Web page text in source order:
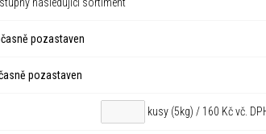
pozastaven
pozastaven
kusy (5kg) / 160 Kč vč.